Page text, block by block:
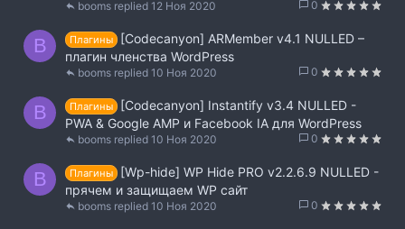
0
12 Ноя 2020
booms
B Плагины
[Codecanyon] ARMember v4.1 NULLED –
плагин членства WordPress
0
10 Ноя 2020
booms
B Плагины
[Codecanyon] Instantify v3.4 NULLED -
PWA & Google AMP и Facebook IA для WordPress
0
10 Ноя 2020
booms
B Плагины
[Wp-hide] WP Hide PRO v2.2.6.9 NULLED -
прячем и защищаем WP сайт
0
10 Ноя 2020
booms